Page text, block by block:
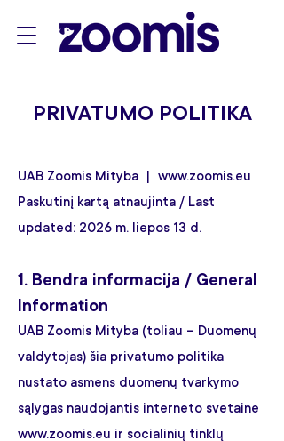
PRIVATUMO POLITIKA
UAB Zoomis Mityba | www.zoomis.eu
Paskutinį kartą atnaujinta / Last
updated: 2026 m. liepos 13 d.
1. Bendra informacija / General
Information
UAB Zoomis Mityba (toliau – Duomenų
valdytojas) šia privatumo politika
nustato asmens duomenų tvarkymo
sąlygas naudojantis interneto svetaine
www.zoomis.eu ir socialinių tinklų